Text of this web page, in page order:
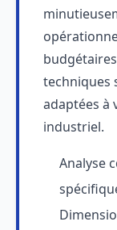
techniques
adaptées à
industriel.
Analyse